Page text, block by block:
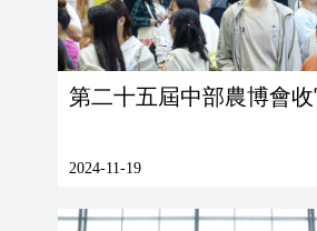
第二十五屆中部農博會
2024-11-19